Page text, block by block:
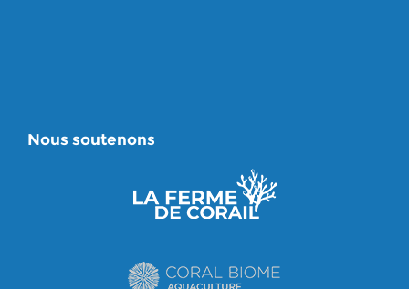
Nous soutenons